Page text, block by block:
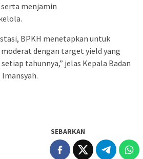
menjamin
BPKH menetapkan untuk
dengan target yield yang
tahunnya,” jelas Kepala Badan
Imansyah.
SEBARKAN